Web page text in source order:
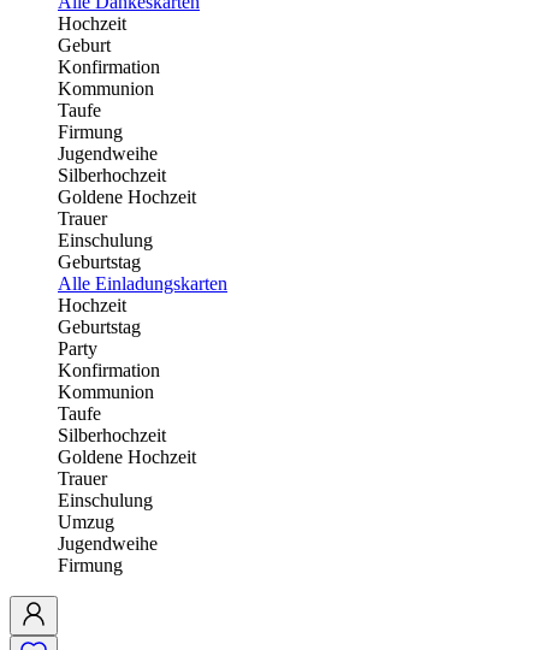
Hochzeit
Geburt
Konfirmation
Kommunion
Taufe
Firmung
Jugendweihe
Silberhochzeit
Goldene Hochzeit
Trauer
Einschulung
Geburtstag
Alle Einladungskarten
Hochzeit
Geburtstag
Party
Konfirmation
Kommunion
Taufe
Silberhochzeit
Goldene Hochzeit
Trauer
Einschulung
Umzug
Jugendweihe
Firmung